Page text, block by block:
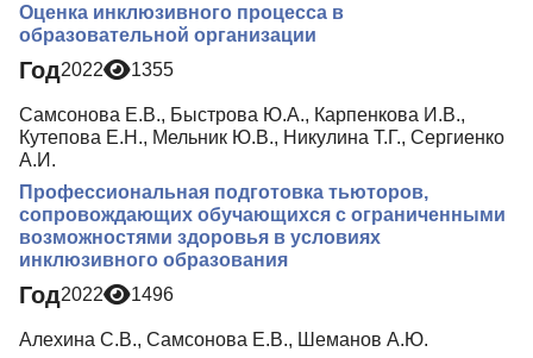
Оценка инклюзивного процесса в
образовательной организации
Год2022 1355
Самсонова Е.В., Быстрова Ю.А., Карпенкова И.В.,
Кутепова Е.Н., Мельник Ю.В., Никулина Т.Г., Сергиенко
А.И.
Профессиональная подготовка тьюторов,
сопровождающих обучающихся с ограниченными
возможностями здоровья в условиях
инклюзивного образования
Год2022 1496
Алехина С.В., Самсонова Е.В., Шеманов А.Ю.